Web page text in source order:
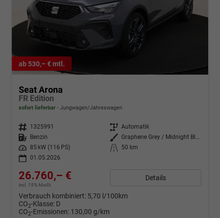
ab 530,– € mtl.
Seat Arona
FR Edition
sofort lieferbar Jungwagen/Jahreswagen
Fahrzeugnr. 1325991 Getriebe Automatik
Kraftstoff
Benzin Außenfarbe
Graphene Grey / Midnight Black Roof
Leistung
85 kW (116 PS) Kilometerstand
50 km
01.05.2026
26.760,– €
incl. 19% MwSt.
Details
Verbrauch kombiniert: 5,70 l/100km
CO2-Klasse: D
CO2-Emissionen: 130,00 g/km